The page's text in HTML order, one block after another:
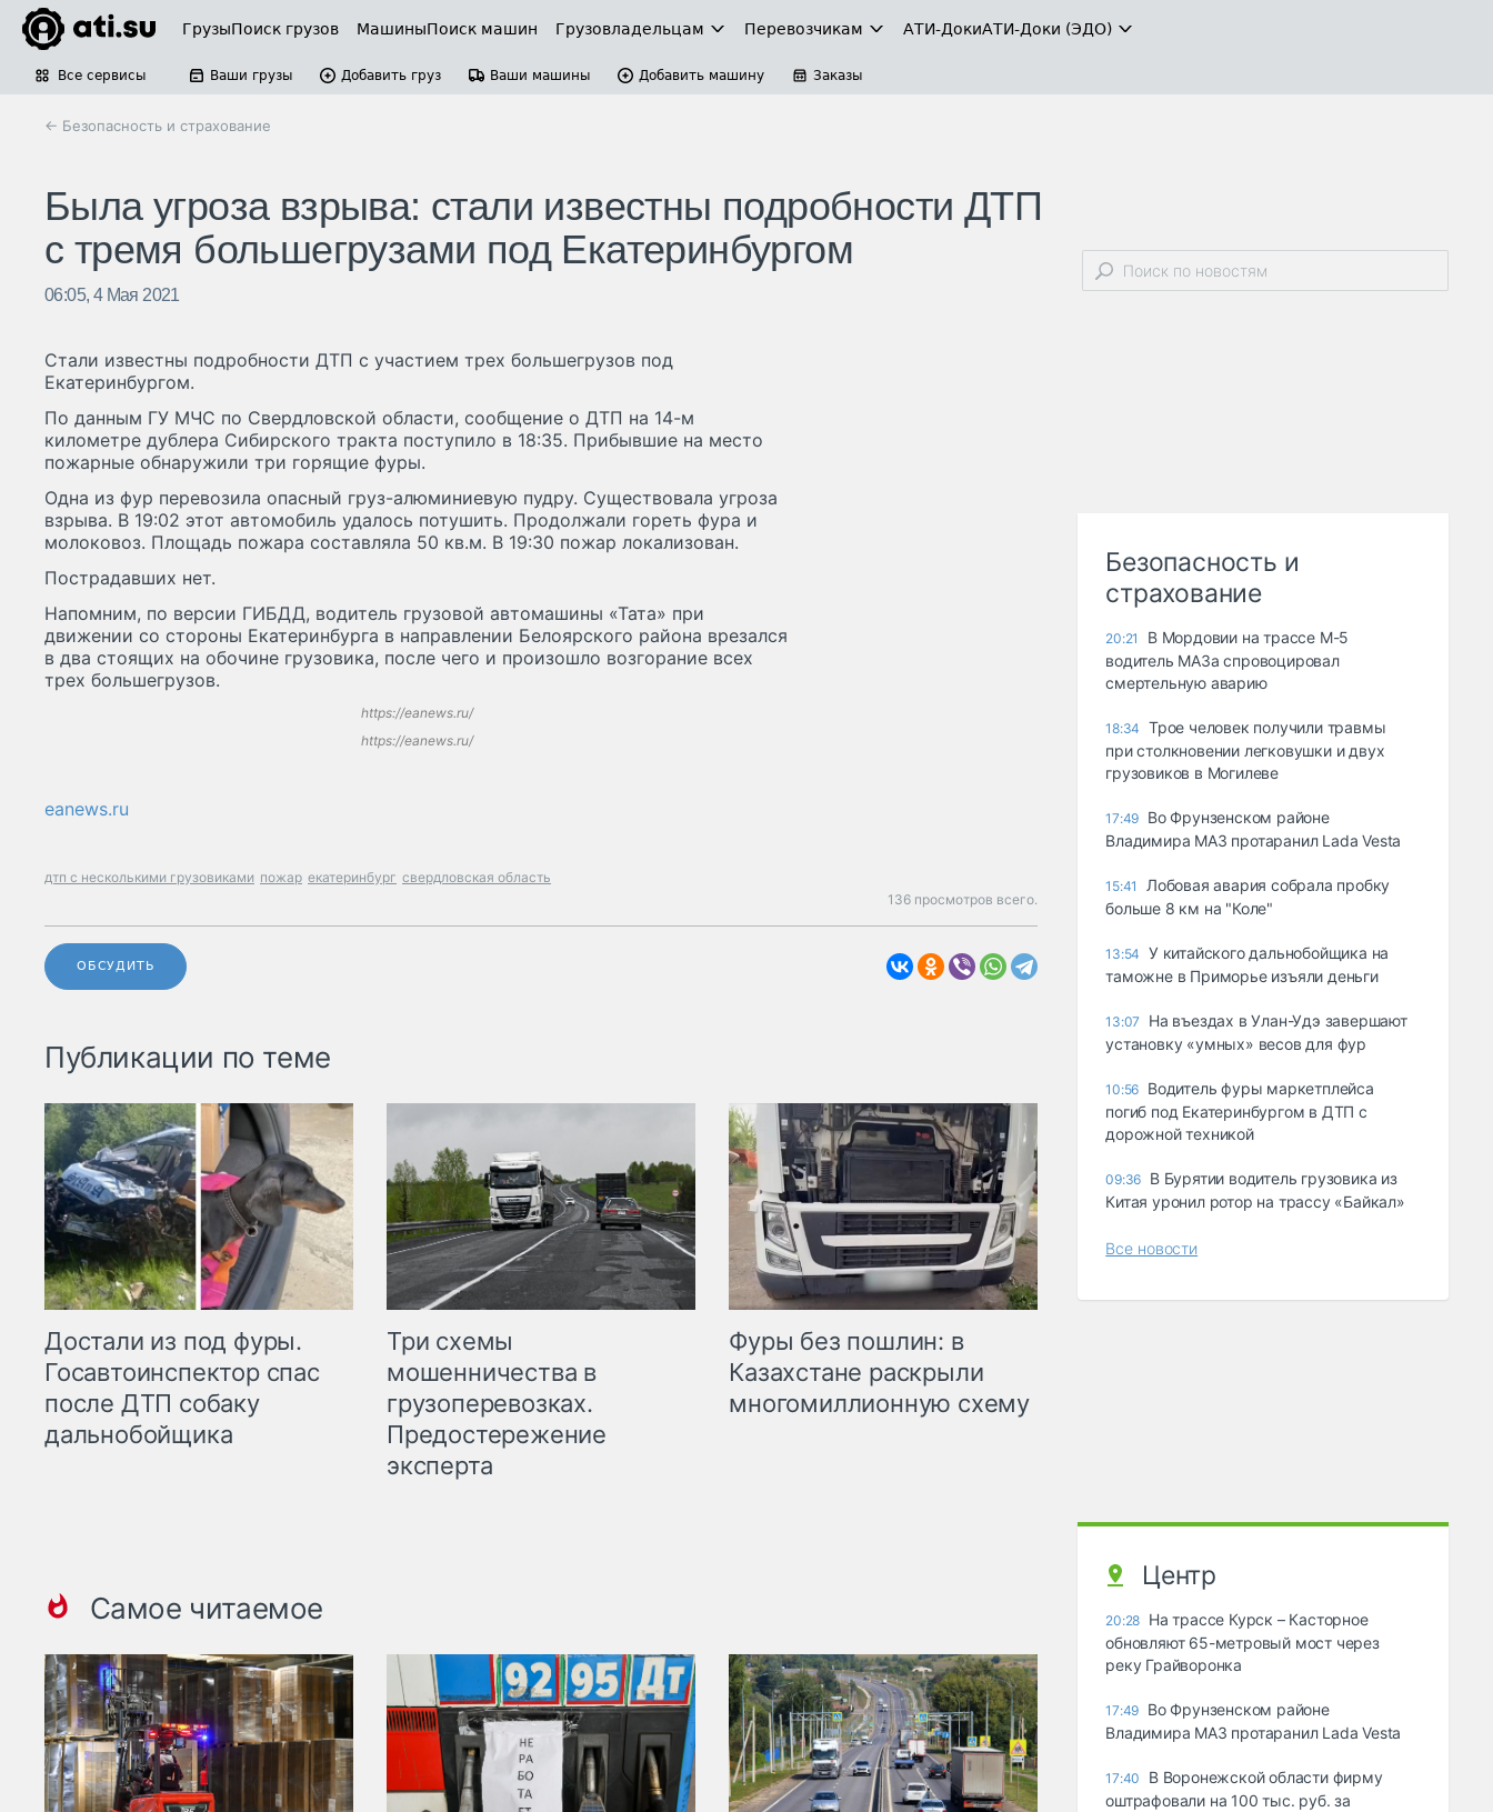
ГрузыПоиск грузов МашиныПоиск машин Грузовладельцам Перевозчикам АТИ-ДокиАТИ-Доки (ЭДО)
Все сервисы Ваши грузы Добавить груз Ваши машины Добавить машину Заказы
← Безопасность и страхование
Была угроза взрыва: стали известны подробности ДТП
с тремя большегрузами под Екатеринбургом
06:05, 4 Мая 2021
Стали известны подробности ДТП с участием трех большегрузов под
Екатеринбургом.
По данным ГУ МЧС по Свердловской области, сообщение о ДТП на 14-м
километре дублера Сибирского тракта поступило в 18:35. Прибывшие на место
пожарные обнаружили три горящие фуры.
Одна из фур перевозила опасный груз-алюминиевую пудру. Существовала угроза
взрыва. В 19:02 этот автомобиль удалось потушить. Продолжали гореть фура и
молоковоз. Площадь пожара составляла 50 кв.м. В 19:30 пожар локализован.
Пострадавших нет.
Напомним, по версии ГИБДД, водитель грузовой автомашины «Тата» при
движении со стороны Екатеринбурга в направлении Белоярского района врезался
в два стоящих на обочине грузовика, после чего и произошло возгорание всех
трех большегрузов.
https://eanews.ru/
https://eanews.ru/
eanews.ru
дтп с несколькими грузовиками пожар екатеринбург свердловская область
136 просмотров всего.
ОБСУДИТЬ
Публикации по теме
Достали из под фуры.
Госавтоинспектор спас
после ДТП собаку
дальнобойщика
Три схемы
мошенничества в
грузоперевозках.
Предостережение
эксперта
Фуры без пошлин: в
Казахстане раскрыли
многомиллионную схему
Самое читаемое
Безопасность и
страхование
20:21
В Мордовии на трассе М-5
водитель МАЗа спровоцировал
смертельную аварию
18:34
Трое человек получили травмы
при столкновении легковушки и двух
грузовиков в Могилеве
17:49 Во Фрунзенском районе
Владимира МАЗ протаранил Lada Vesta
15:41
Лобовая авария собрала пробку
больше 8 км на "Коле"
13:54
У китайского дальнобойщика на
таможне в Приморье изъяли деньги
13:07
Ha въeздax в Улaн-Удэ зaвepшaют
ycтaнoвкy «yмныx» вecoв для фyp
10:56 Водитель фуры маркетплейса
погиб под Екатеринбургом в ДТП с
дорожной техникой
09:36 В Бурятии водитель грузовика из
Китая уронил ротор на трассу «Байкал»
Все новости
Центр
20:28 На трассе Курск – Касторное
обновляют 65-метровый мост через
реку Грайворонка
17:49 Во Фрунзенском районе
Владимира МАЗ протаранил Lada Vesta
17:40
В Воронежской области фирму
оштрафовали на 100 тыс. руб. за